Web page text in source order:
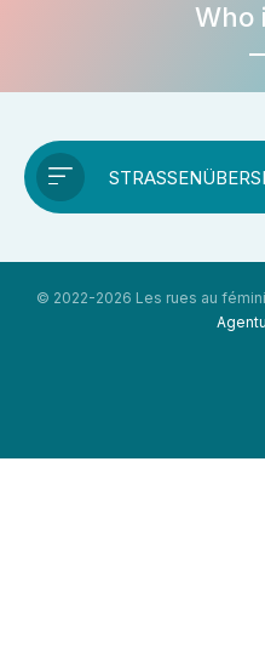
Who
© 2022-2026 Les rues au